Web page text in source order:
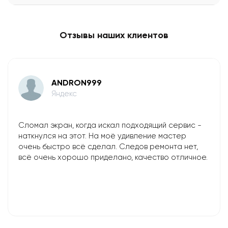
Отзывы наших клиентов
ANDRON999
Яндекс
Сломал экран, когда искал подходящий сервис -
наткнулся на этот. На моё удивление мастер
очень быстро всё сделал. Следов ремонта нет,
всё очень хорошо приделано, качество отличное.